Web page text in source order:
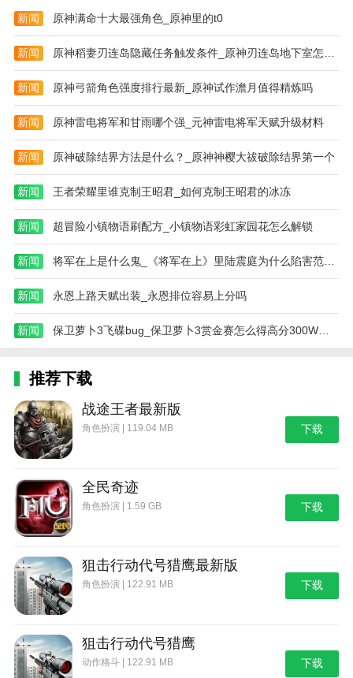
吧。
新闻 原神满命十大最强角色_原神里的t0
新闻 原神稻妻刃连岛隐藏任务触发条件_原神刃连岛地下室怎么开启
新闻 原神弓箭角色强度排行最新_原神试作澹月值得精炼吗
新闻 原神雷电将军和甘雨哪个强_元神雷电将军天赋升级材料
新闻 原神破除结界方法是什么？_原神神樱大祓破除结界第一个
新闻 王者荣耀里谁克制王昭君_如何克制王昭君的冰冻
新闻 超冒险小镇物语刷配方_小镇物语彩虹家园花怎么解锁
新闻 将军在上是什么鬼_《将军在上》里陆震庭为什么陷害范仲淹
新闻 永恩上路天赋出装_永恩排位容易上分吗
新闻 保卫萝卜3飞碟bug_保卫萝卜3赏金赛怎么得高分300W分高分
推荐下载
战途王者最新版
角色扮演 | 119.04 MB 下载
全民奇迹
角色扮演 | 1.59 GB 下载
狙击行动代号猎鹰最新版
角色扮演 | 122.91 MB 下载
狙击行动代号猎鹰
动作格斗 | 122.91 MB 下载